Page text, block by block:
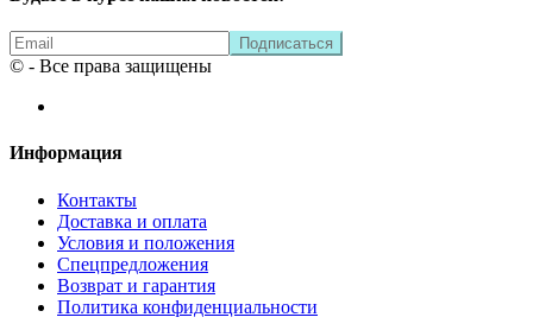
© - Все права защищены
Информация
Контакты
Доставка и оплата
Условия и положения
Спецпредложения
Возврат и гарантия
Политика конфиденциальности